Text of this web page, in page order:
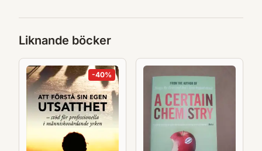
Liknande böcker
-40%